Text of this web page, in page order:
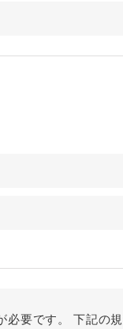
必要です。 下記の